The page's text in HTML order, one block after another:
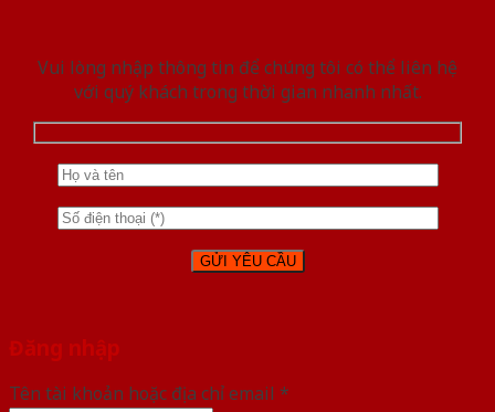
Vui lòng nhập thông tin để chúng tôi có thể liên hệ
với quý khách trong thời gian nhanh nhất.
Đăng nhập
Tên tài khoản hoặc địa chỉ email *